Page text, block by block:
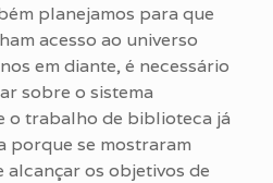
planejamos para que
acesso ao universo
em diante, é necessário
sobre o sistema
o trabalho de biblioteca já
porque se mostraram
os objetivos de